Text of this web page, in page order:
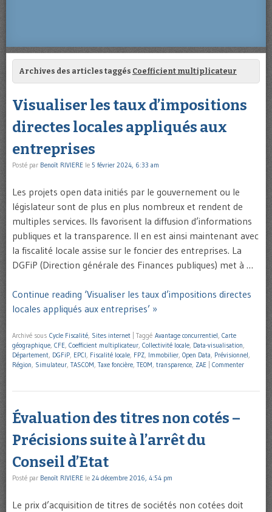
Archives des articles taggés Coefficient multiplicateur
Visualiser les taux d’impositions
directes locales appliqués aux
entreprises
Posté par Benoît RIVIERE le 5 février 2024, 6:33 am
Les projets open data initiés par le gouvernement ou le
législateur sont de plus en plus nombreux et rendent de
multiples services. Ils favorisent la diffusion d’informations
publiques et la transparence. Il en est ainsi maintenant avec
la fiscalité locale assise sur le foncier des entreprises. La
DGFiP (Direction générale des Finances publiques) met à …
Continue reading ‘Visualiser les taux d’impositions directes
locales appliqués aux entreprises’ »
Archivé sous Cycle Fiscalité, Sites internet Taggé Avantage concurrentiel, Carte
géographique, CFE, Coefficient multiplicateur, Collectivité locale, Data-visualisation,
Département, DGFiP, EPCI, Fiscalité locale, FPZ, Immobilier, Open Data, Prévisionnel,
Région, Simulateur, TASCOM, Taxe foncière, TEOM, transparence, ZAE Commenter
Évaluation des titres non cotés –
Précisions suite à l’arrêt du
Conseil d’Etat
Posté par Benoît RIVIERE le 24 décembre 2016, 4:54 pm
Le prix d’acquisition de titres de sociétés non cotées doit